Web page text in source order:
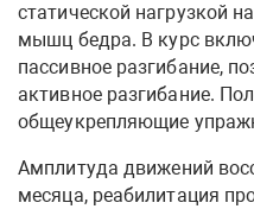
статической нагрузкой
мышц бедра. В курс
пассивное разгибание,
активное разгибание.
общеукрепляющие
Амплитуда движений
месяца, реабилитация